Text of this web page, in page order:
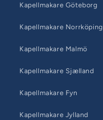
Kapellmakare Göteborg
Kapellmakare Norrköping
Kapellmakare Malmö
Kapellmakare Sjælland
Kapellmakare Fyn
Kapellmakare Jylland